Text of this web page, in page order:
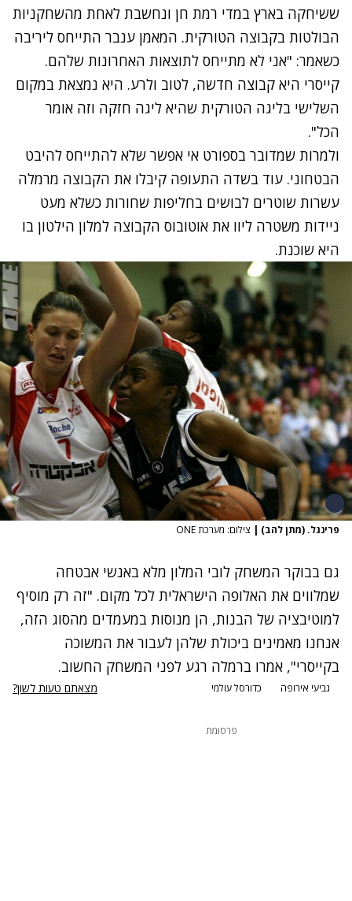
ששיחקה בארץ במדי רמת חן ונחשבת לאחת מהשחקניות
הבולטות בקבוצה הטורקית. המאמן ענבר התייחס ליריבה
כשאמר: "אני לא מתייחס לתוצאות האחרונות שלהם.
קייסרי היא קבוצה חדשה, לטוב ולרע. היא נמצאת במקום
השלישי בליגה הטורקית שהיא ליגה חזקה וזה אומר
הכל".
ולמרות שמדובר בספורט אי אפשר שלא להתייחס להיבט
הבטחוני. עוד בשדה התעופה קיבלו את הקבוצה מרמלה
עשרות שוטרים לבושים בחליפות שחורות כשלא מעט
ניידות משטרה ליוו את אוטובוס הקבוצה למלון הילטון בו
היא שוכנת.
פרינגל. (מתן להב) | צילום: מערכת ONE
גם בבוקר המשחק לובי המלון מלא באנשי אבטחה
שמלווים את האלופה הישראלית לכל מקום. "זה רק מוסיף
למוטיבציה של הבנות, הן מנוסות במעמדים מהסוג הזה,
אנחנו מאמינים ביכולת שלהן לעבור את המשוכה
בקייסרי", אמרו ברמלה רגע לפני המשחק החשוב.
גביעי אירופה כדורסל עולמי מצאתם טעות לשון?
פרסומת